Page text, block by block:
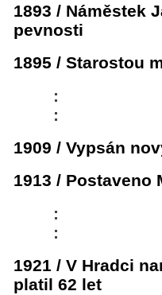
1893 / Náměstek
pevnosti
1895 / Starostou
:
:
1909 / Vypsán
1913 / Postaveno
:
:
1921 / V Hradci
platil 62 let